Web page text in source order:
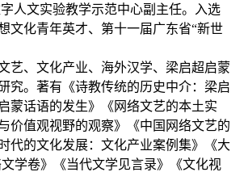
人文实验教学示范中心副主任。入选
文化青年英才、 第十一届广东省“新世
艺、 文化产业、海外汉学、梁启超启蒙
究。 著有 《诗教传统的历史中介：梁启
蒙话语的发生》《网络文艺的本土实
价值观视野的观察》《中国网络文艺的
代的文化发展： 文化产业案例集》 《大
文学卷》《当代文学见言录》《文化视